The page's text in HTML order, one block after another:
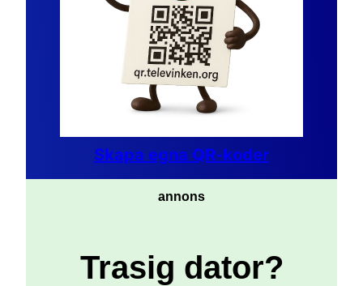
Skapa egna QR-koder
annons
Trasig dator?